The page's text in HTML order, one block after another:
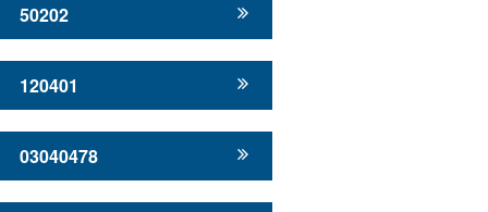
50202
120401
03040478